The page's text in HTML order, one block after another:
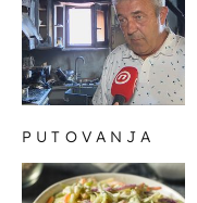
PUTOVANJA